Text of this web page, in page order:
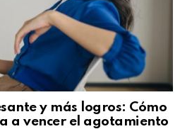
y más logros: Cómo
a vencer el agotamiento